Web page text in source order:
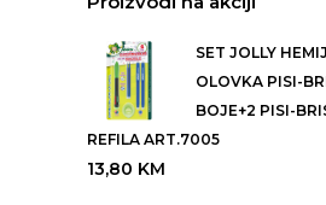
Plastelini i mase za
Pribor za crtanje, slikanje i
Ruksaci skolski, pernice,
SET JOLLY
OLOVKA PISI-
BOJE+2 PISI-
REFILA ART.7005
13,80 KM